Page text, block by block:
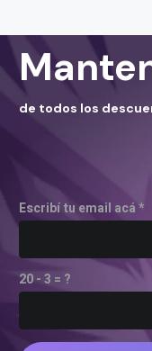
de todos los
Escribí tu email acá *
20 - 3 = ?